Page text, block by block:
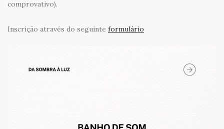
comprovativo).
Inscrição através do seguinte formulário